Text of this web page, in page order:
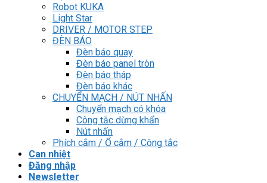
Robot KUKA
Light Star
DRIVER / MOTOR STEP
ĐÈN BÁO
Đèn báo quay
Đèn báo panel tròn
Đèn báo tháp
Đèn báo khác
CHUYỂN MẠCH / NÚT NHẤN
Chuyển mạch có khóa
Công tắc dừng khẩn
Nút nhấn
Phích cắm / Ổ cắm / Công tắc
Can nhiệt
Đăng nhập
Newsletter